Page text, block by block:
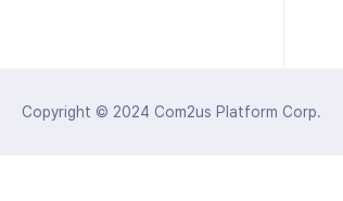
Copyright © 2024 Com2us Platform Corp.